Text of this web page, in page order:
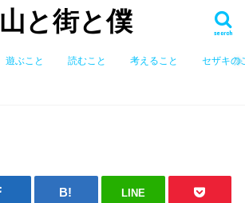
山と街と僕 search
遊ぶこと 読むこと 考えること セザキの
LINE